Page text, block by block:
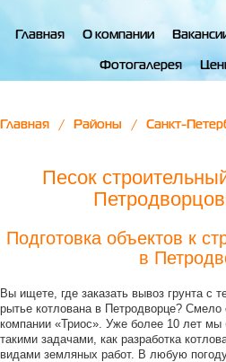
Главная О компании
Фотогалерея
Главная Районы Санкт-
Песок
Подготовка объектов к
в
Вы ищете, где заказать вывоз грунта с
рытье котлована в Петродворце?
компании «Триос». Уже более 10 лет мы
такими задачами, как разработка
видами земляных работ. В любую